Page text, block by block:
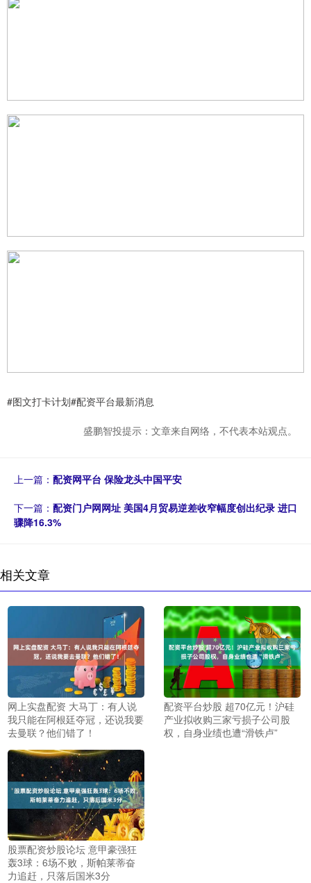
#图文打卡计划#配资平台最新消息
盛鹏智投提示：文章来自网络，不代表本站观点。
上一篇： 配资网平台 保险龙头中国平安
下一篇： 配资门户网网址 美国4月贸易逆差收窄幅度创出纪录 进口
骤降16.3%
相关文章
网上实盘配资 大马丁：有人说
我只能在阿根廷夺冠，还说我要
去曼联？他们错了！
配资平台炒股 超70亿元！沪硅
产业拟收购三家亏损子公司股
权，自身业绩也遭“滑铁卢”
股票配资炒股论坛 意甲豪强狂
轰3球：6场不败，斯帕莱蒂奋
力追赶，只落后国米3分